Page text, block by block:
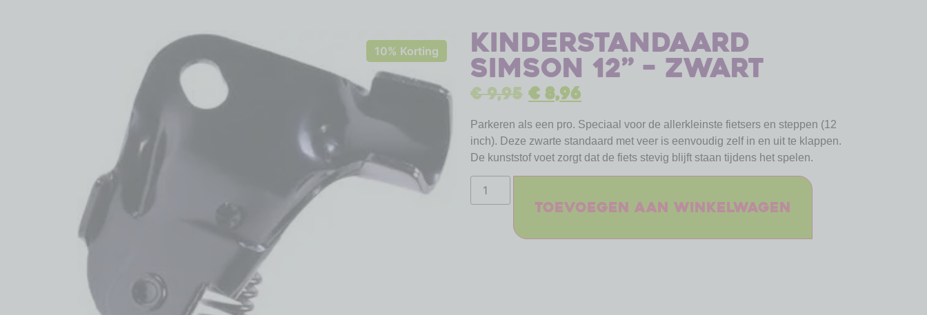
10% Korting Kinderstandaard
Simson 12” – zwart
€9,95 €8,96
Parkeren als een pro. Speciaal voor de allerkleinste fietsers en steppen (12
inch). Deze zwarte standaard met veer is eenvoudig zelf in en uit te klappen.
De kunststof voet zorgt dat de fiets stevig blijft staan tijdens het spelen.
Toevoegen aan winkelwagen